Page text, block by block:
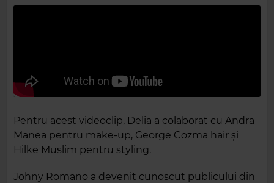
Pentru acest videoclip, Delia a colaborat cu Andra
Manea pentru make-up, George Cozma hair și
Hilke Muslim pentru styling.
Johny Romano a devenit cunoscut publicului din